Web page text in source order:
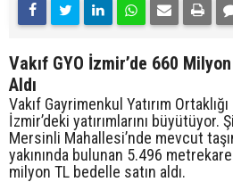
Vakıf GYO İzmir’de 660
Aldı
Vakıf Gayrimenkul Yatırım
İzmir’deki yatırımlarını büyütüyor.
Mersinli Mahallesi’nde mevcut
yakınında bulunan 5.496
milyon TL bedelle satın aldı.